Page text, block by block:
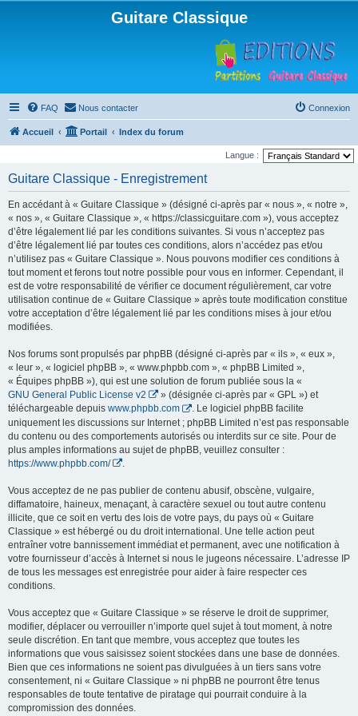
Guitare Classique
FAQ Nous contacter Connexion
Accueil Portail Index du forum
Langue :
Guitare Classique - Enregistrement
En accédant à « Guitare Classique » (désigné ci-après par « nous », « notre »,
« nos », « Guitare Classique », « https://classicguitare.com »), vous acceptez
d’être légalement lié par les conditions suivantes. Si vous n’acceptez pas
d’être légalement lié par toutes ces conditions, alors n’accédez pas et/ou
n’utilisez pas « Guitare Classique ». Nous pouvons modifier ces conditions à
tout moment et ferons tout notre possible pour vous en informer. Cependant, il
est de votre responsabilité de vérifier ce document régulièrement, car votre
utilisation continue de « Guitare Classique » après toute modification constitue
votre acceptation d’être légalement lié par les conditions mises à jour et/ou
modifiées.
Nos forums sont propulsés par phpBB (désigné ci-après par « ils », « eux »,
« leur », « logiciel phpBB », « www.phpbb.com », « phpBB Limited »,
« Équipes phpBB »), qui est une solution de forum publiée sous la «
GNU General Public License v2
» (désignée ci-après par « GPL ») et
téléchargeable depuis www.phpbb.com
. Le logiciel phpBB facilite
uniquement les discussions sur Internet ; phpBB Limited n’est pas responsable
du contenu ou des comportements autorisés ou interdits sur ce site. Pour de
plus amples informations au sujet de phpBB, veuillez consulter :
https://www.phpbb.com/
Vous acceptez de ne pas publier de contenu abusif, obscène, vulgaire,
diffamatoire, haineux, menaçant, à caractère sexuel ou tout autre contenu
illicite, que ce soit en vertu des lois de votre pays, du pays où « Guitare
Classique » est hébergé ou du droit international. Une telle action peut
entraîner votre bannissement immédiat et permanent, avec une notification à
votre fournisseur d’accès à Internet si nous le jugeons nécessaire. L’adresse IP
de tous les messages est enregistrée pour aider à faire respecter ces
conditions.
Vous acceptez que « Guitare Classique » se réserve le droit de supprimer,
modifier, déplacer ou verrouiller n’importe quel sujet à tout moment, à notre
seule discrétion. En tant que membre, vous acceptez que toutes les
informations que vous saisissez soient stockées dans une base de données.
Bien que ces informations ne soient pas divulguées à un tiers sans votre
consentement, ni « Guitare Classique » ni phpBB ne pourront être tenus
responsables de toute tentative de piratage qui pourrait conduire à la
compromission des données.